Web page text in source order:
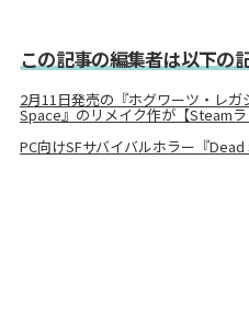
この記事の編集者は以下の
2月11日発売の『ホグワーツ・レ
Space』のリメイク作が【Steamラ
PC向けSFサバイバルホラー『